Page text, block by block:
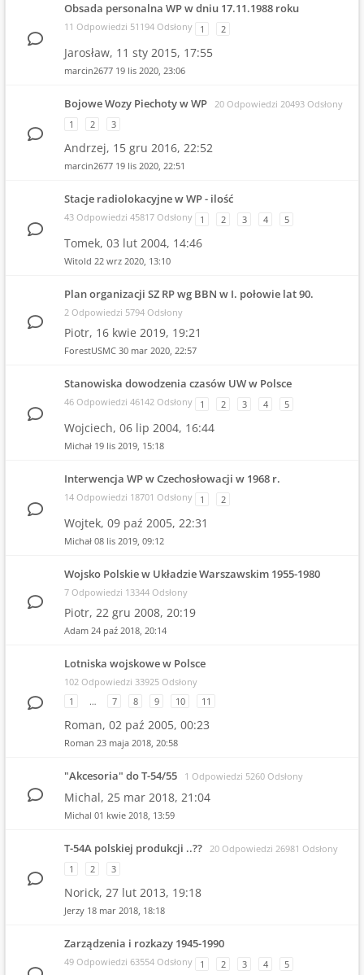
Obsada personalna WP w dniu 17.11.1988 roku
11 Odpowiedzi 51194 Odsłony 1 2
Jarosław, 11 sty 2015, 17:55
marcin2677 19 lis 2020, 23:06
Bojowe Wozy Piechoty w WP 20 Odpowiedzi 20493 Odsłony
1
2 3
Andrzej, 15 gru 2016, 22:52
marcin2677 19 lis 2020, 22:51
Stacje radiolokacyjne w WP - ilość
43 Odpowiedzi 45817 Odsłony 1 2 3 4 5
Tomek, 03 lut 2004, 14:46
Witold 22 wrz 2020, 13:10
Plan organizacji SZ RP wg BBN w I. połowie lat 90.
2 Odpowiedzi 5794 Odsłony
Piotr, 16 kwie 2019, 19:21
ForestUSMC 30 mar 2020, 22:57
Stanowiska dowodzenia czasów UW w Polsce
46 Odpowiedzi 46142 Odsłony 1 2 3 4 5
Wojciech, 06 lip 2004, 16:44
Michał 19 lis 2019, 15:18
Interwencja WP w Czechosłowacji w 1968 r.
14 Odpowiedzi 18701 Odsłony 1 2
Wojtek, 09 paź 2005, 22:31
Michał 08 lis 2019, 09:12
Wojsko Polskie w Układzie Warszawskim 1955-1980
7 Odpowiedzi 13344 Odsłony
Piotr, 22 gru 2008, 20:19
Adam 24 paź 2018, 20:14
Lotniska wojskowe w Polsce
102 Odpowiedzi 33925 Odsłony
1
… 7 8 9 10 11
Roman, 02 paź 2005, 00:23
Roman 23 maja 2018, 20:58
"Akcesoria" do T-54/55 1 Odpowiedzi 5260 Odsłony
Michal, 25 mar 2018, 21:04
Michal 01 kwie 2018, 13:59
T-54A polskiej produkcji ..?? 20 Odpowiedzi 26981 Odsłony
1
2 3
Norick, 27 lut 2013, 19:18
Jerzy 18 mar 2018, 18:18
Zarządzenia i rozkazy 1945-1990
49 Odpowiedzi 63554 Odsłony 1 2 3 4 5